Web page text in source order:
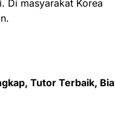
Di masyarakat Korea
Tutor Terbaik,